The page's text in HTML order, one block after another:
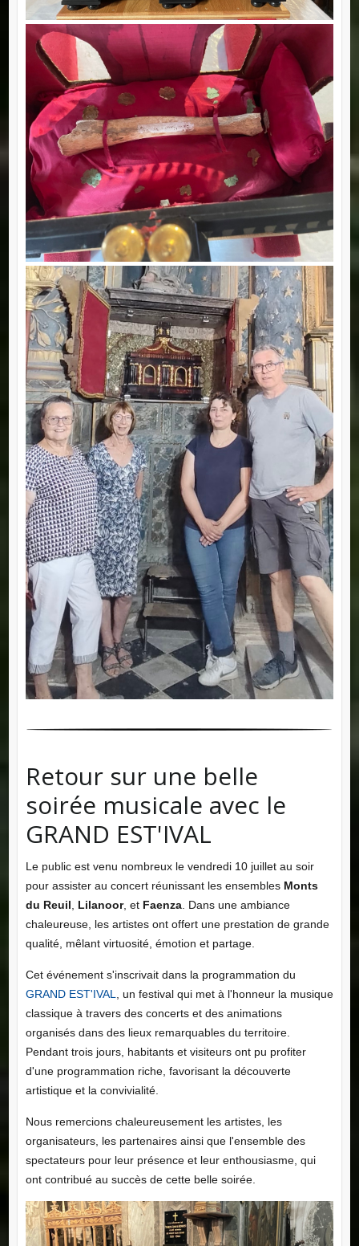
Retour sur une belle
soirée musicale avec le
GRAND EST'IVAL
Le public est venu nombreux le vendredi 10 juillet au soir
pour assister au concert réunissant les ensembles Monts
du Reuil
Lilanoor, et Faenza. Dans une ambiance
chaleureuse, les artistes ont offert une prestation de grande
qualité, mêlant virtuosité, émotion et partage.
Cet événement s'inscrivait dans la programmation du
GRAND EST'IVAL
, un festival qui met à l'honneur la musique
classique à travers des concerts et des animations
organisés dans des lieux remarquables du territoire.
Pendant trois jours, habitants et visiteurs ont pu profiter
d'une programmation riche, favorisant la découverte
artistique et la convivialité.
Nous remercions chaleureusement les artistes, les
organisateurs, les partenaires ainsi que l'ensemble des
spectateurs pour leur présence et leur enthousiasme, qui
ont contribué au succès de cette belle soirée.